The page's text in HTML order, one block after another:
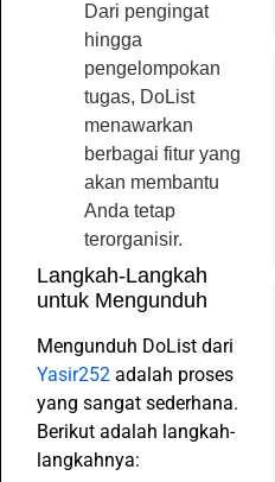
Dari pengingat
hingga
pengelompokan
tugas, DoList
menawarkan
berbagai fitur yang
akan membantu
Anda tetap
terorganisir.
Langkah-Langkah
untuk Mengunduh
Mengunduh DoList dari
Yasir252 adalah proses
yang sangat sederhana.
Berikut adalah langkah-
langkahnya: